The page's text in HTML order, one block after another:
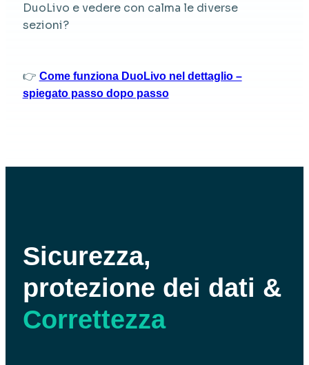
DuoLivo e vedere con calma le diverse
sezioni?
👉 Come funziona DuoLivo nel dettaglio –
spiegato passo dopo passo
Sicurezza,
protezione dei dati &
Correttezza